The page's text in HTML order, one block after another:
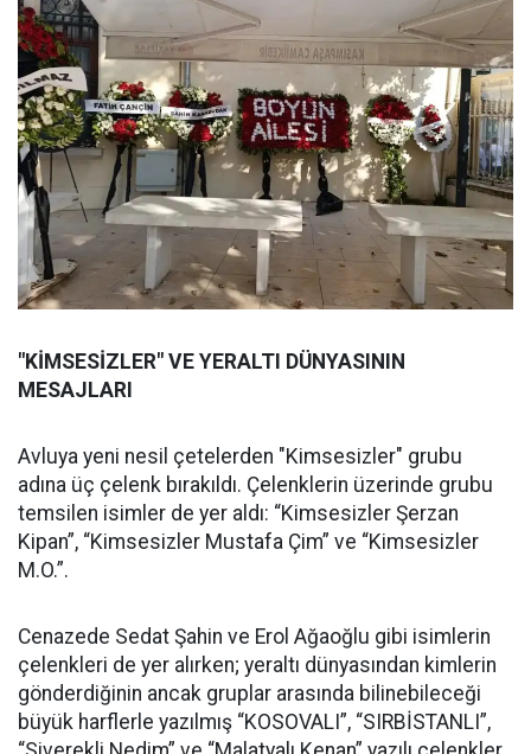
"KİMSESİZLER" VE YERALTI DÜNYASININ
MESAJLARI
Avluya yeni nesil çetelerden "Kimsesizler" grubu
adına üç çelenk bırakıldı. Çelenklerin üzerinde grubu
temsilen isimler de yer aldı: “Kimsesizler Şerzan
Kipan”, “Kimsesizler Mustafa Çim” ve “Kimsesizler
M.O.”.
Cenazede Sedat Şahin ve Erol Ağaoğlu gibi isimlerin
çelenkleri de yer alırken; yeraltı dünyasından kimlerin
gönderdiğinin ancak gruplar arasında bilinebileceği
büyük harflerle yazılmış “KOSOVALI”, “SIRBİSTANLI”,